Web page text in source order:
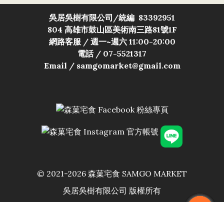
吳居吳樹有限公司/統編 83392951
804 高雄市鼓山區美術南三路81號1F
網路客服 / 週一~週六 11:00-20:00
電話 / 07-5521317
Email / samgomarket@gmail.com
© 2021-2026 森菓宅食 SAMGO MARKET
吳居吳樹有限公司 版權所有